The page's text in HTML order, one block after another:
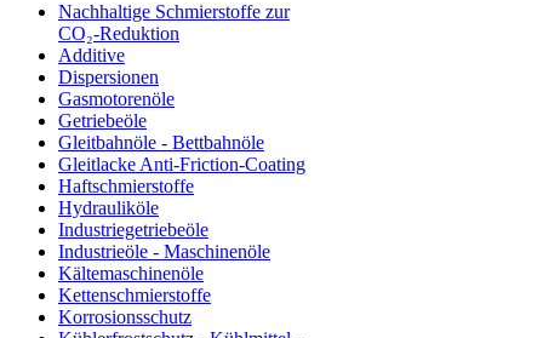
Nachhaltige Schmierstoffe zur
CO₂-Reduktion
Additive
Dispersionen
Gasmotorenöle
Getriebeöle
Gleitbahnöle - Bettbahnöle
Gleitlacke Anti-Friction-Coating
Haftschmierstoffe
Hydrauliköle
Industriegetriebeöle
Industrieöle - Maschinenöle
Kältemaschinenöle
Kettenschmierstoffe
Korrosionsschutz